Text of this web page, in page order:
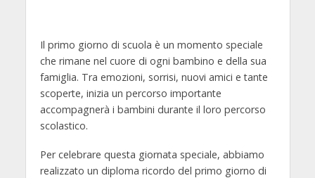
Il primo giorno di scuola è un momento speciale
che rimane nel cuore di ogni bambino e della sua
famiglia. Tra emozioni, sorrisi, nuovi amici e tante
scoperte, inizia un percorso importante
accompagnerà i bambini durante il loro percorso
scolastico.
Per celebrare questa giornata speciale, abbiamo
realizzato un diploma ricordo del primo giorno di